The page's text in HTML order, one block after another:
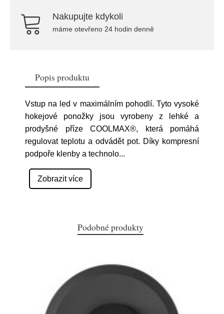
Nakupujte kdykoli
máme otevřeno 24 hodin denně
Popis produktu
Vstup na led v maximálním pohodlí. Tyto vysoké
hokejové ponožky jsou vyrobeny z lehké a
prodyšné příze COOLMAX®, která pomáhá
regulovat teplotu a odvádět pot. Díky kompresní
podpoře klenby a technolo...
Zobrazit více
Podobné produkty